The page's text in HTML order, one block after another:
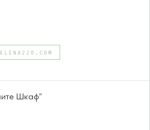
"Корпус 814":
Шкаф"